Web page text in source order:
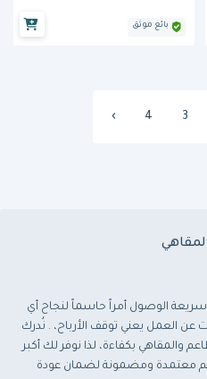
بائع موثق
3
4
›
الوصول أمراً حاسماً لنجاح أي
العمل يعني توقف الأرباح، . نُدرك
والمقاهي بكفاءة، لذا نوفر لك أكبر
معتمدة ومضمونة لضمان عودة